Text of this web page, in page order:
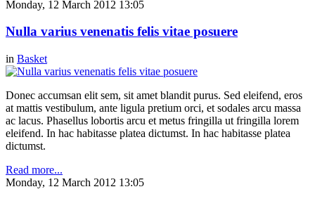
Monday, 12 March 2012 13:05
Nulla varius venenatis felis vitae posuere
in Basket
Donec accumsan elit sem, sit amet blandit purus. Sed eleifend, eros
at mattis vestibulum, ante ligula pretium orci, et sodales arcu massa
ac lacus. Phasellus lobortis arcu et metus fringilla ut fringilla lorem
eleifend. In hac habitasse platea dictumst. In hac habitasse platea
dictumst.
Read more...
Monday, 12 March 2012 13:05